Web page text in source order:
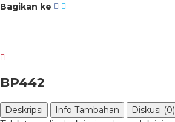
Bagikan ke
BP442
Deskripsi Info Tambahan
Diskusi (0)